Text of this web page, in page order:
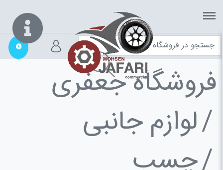
0
فروشگاه جعفری
لوازم جانبی